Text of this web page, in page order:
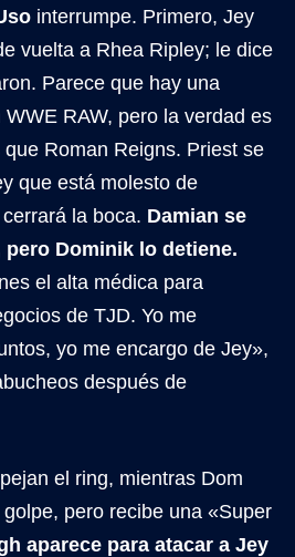
interrumpe. Primero, Jey
vuelta a Rhea Ripley; le dice
Parece que hay una
RAW, pero la verdad es
Roman Reigns. Priest se
que está molesto de
la boca. Damian se
pero Dominik lo detiene.
el alta médica para
de TJD. Yo me
yo me encargo de Jey»,
después de
el ring, mientras Dom
pero recibe una «Super
aparece para atacar a Jey